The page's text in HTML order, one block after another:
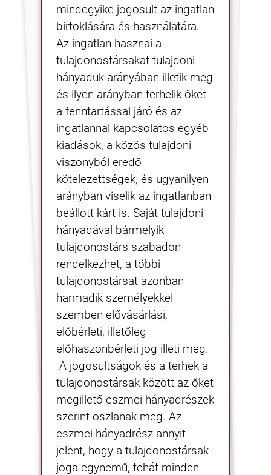
mindegyike jogosult az ingatlan
birtoklására és használatára.
Az ingatlan hasznai a
tulajdonostársakat tulajdoni
hányaduk arányában illetik meg
és ilyen arányban terhelik őket
a fenntartással járó és az
ingatlannal kapcsolatos egyéb
kiadások, a közös tulajdoni
viszonyból eredő
kötelezettségek, és ugyanilyen
arányban viselik az ingatlanban
beállott kárt is. Saját tulajdoni
hányadával bármelyik
tulajdonostárs szabadon
rendelkezhet, a többi
tulajdonostársat azonban
harmadik személyekkel
szemben elővásárlási,
előbérleti, illetőleg
előhaszonbérleti jog illeti meg.
A jogosultságok és a terhek a
tulajdonostársak között az őket
megillető eszmei hányadrészek
szerint oszlanak meg. Az
eszmei hányadrész annyit
jelent, hogy a tulajdonostársak
joga egynemű, tehát minden